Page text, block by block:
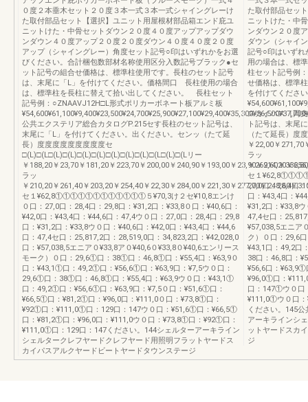
０度２本垂木セット２０度３本一式３本一式シャイングレーけ
た取付部品セット【選択】ユニット用屋根材部品箱エンド庇ユ
ニットけた・中骨セットダウン２０度４０度アップアップダウ
ンダウン４０度アップ２０度２０度ダウン４０度４０度２０度
アップ（シャイングレー）角度セット記号○印はいずれかをお選
びください。合計梱包数部材名称使用区分入数記号ブラック●セ
ット記号の組合せ価格は、標準柱使用です。長柱のセット記号
は、末尾に「L」を付けてください。価格間口 長柱使用の場合
は、標準柱を長柱に替えて拾い出してください。 長柱セット
記号例：○ZNAAVJ12H□L形式ポリカーボネート板アルミ板
公共エクステリア総合カタログP.215セす長柱のセット記号は、
末尾に「L」を付けてください。出ください。センッ（たて延
長）度度度度度度度度度セ
□(L)□(L□(L)□(L)□(L)□(L)□(L)□(L)□(L)□(L□(L)□(Lリー
￥188,20￥23,70￥181,20￥223,70￥200,00￥240,90￥193,00￥23,90￥214,20￥
ラッ
￥210,20￥261,40￥203,20￥254,40￥22,30￥284,00￥221,30￥277,00￥248,60￥
セ１¥62,8①①①①①①①①①①①①５¥70,3け２セ¥10,8エンけ
０口：27,0口：28,4口：29,8口：¥31,2口：¥33,8０口：¥40,6口：
¥42,0口：¥43,4口：¥44,6口：47,4ウ０口：27,0口：28,4口：29,8
口：¥31,2口：¥33,8ウ０口：¥40,6口：¥42,0口：¥43,4口：¥44,6
口：47,4セ口：25,817,2口：28,519,0口：34,823,2口：¥42,028,0
口：¥57,038,5エニア０¥33,8ア０¥40,6０¥33,8０¥40,6エンリース
モーク）０口：29,6①口：38①口：46,8①口：¥55,4口：¥63,9０
口：¥43,1①口：49,2①口：¥56,6①口：¥63,9口：¥7,5ウ０口：
29,6①口：38①口：46,8①口：¥55,4口：¥63,9ウ０口：¥43,1①
口：49,2①口：¥56,6①口：¥63,9口：¥7,5０口：¥51,6①口：
¥66,5①口：¥81,2①口：¥96,0口：¥111,0０口：¥73,8①口：
¥92①口：¥111,0①口：129口：147ウ０口：¥51,6①口：¥66,5①
口：¥81,2①口：¥96,0口：¥111,0ウ０口：¥73,8①口：¥92①口：
¥111,0①口：129口：147ください。144シェルターアーキライン
シェルタークレフヤードクレフヤード用照明フラットヤードス
カイパスアルクヤードビートヤードタウンステージ
た取付部品セッ
ニットけた・中
ンダウン２０度
ダウン（シャイ
記号○印はいず
用の場合は、標
柱セット記号例
せ価格は、標準
を付けてくださ
スカイパス［両
ト記号は、末尾
（たて延長）度
￥22,00￥271,70
ラッ
￥269,60￥
セ１
27,0口：28,4口
口：¥43,4口：
¥31,2口：¥33,8
47,4セ口：
¥57,038,5エニア
ク）０口：29,6
¥43,1口：49,2口
38口：46,8口：
¥56,6口：¥63,9①
¥96,0①口：
口：147①ウ０口
¥111,0①ウ０口
ください。145
アーキラインシ
ットヤードスカ
ジ